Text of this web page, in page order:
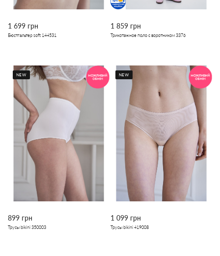
1 699 грн
Бюстгальтер soft 144531
1 859 грн
Трикотажное поло с воротником 3376
NEW
899 грн
Трусы bikini 350003
NEW
1 099 грн
Трусы bikini 419008